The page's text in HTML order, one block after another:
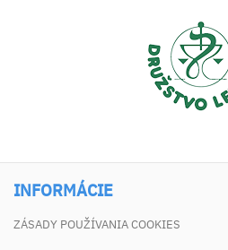
INFORMÁCIE
ZÁSADY POUŽÍVANIA COOKIES